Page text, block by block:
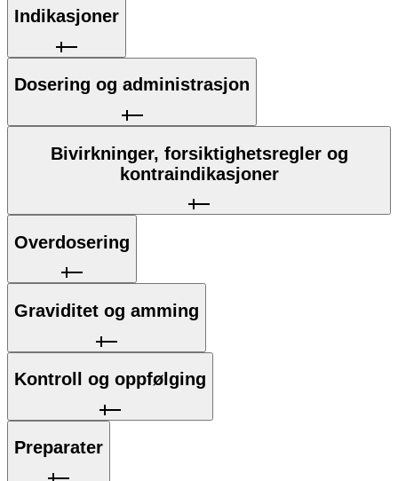
Indikasjoner
Dosering og administrasjon
Bivirkninger, forsiktighetsregler og
kontraindikasjoner
Overdosering
Graviditet og amming
Kontroll og oppfølging
Preparater